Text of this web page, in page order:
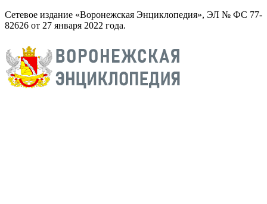
Сетевое издание «Воронежская Энциклопедия», ЭЛ № ФС 77-
82626 от 27 января 2022 года.